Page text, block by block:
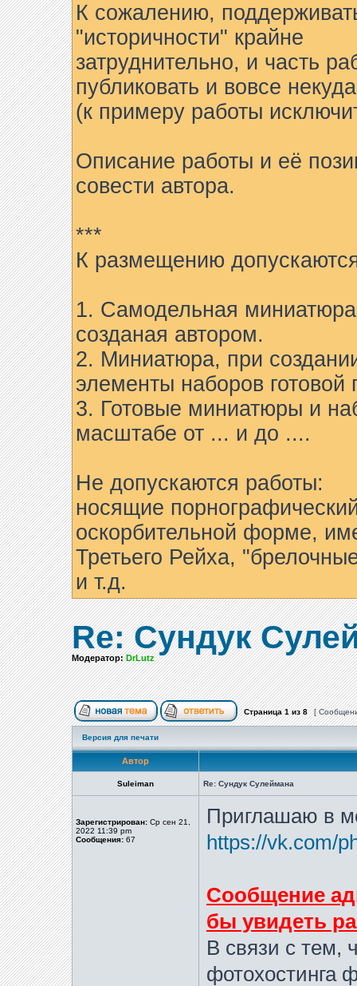
К сожалению,
"историчности" крайне
затруднительно, и часть
публиковать и вовсе
(к примеру работы
Описание работы и её
совести автора.
***
К размещению
1. Самодельная
созданая автором.
2. Миниатюра, при
элементы наборов готовой
3. Готовые миниатюры и
масштабе от ... и до ....
Не допускаются работы:
носящие
оскорбительной форме,
Третьего Рейха,
и т.д.
Re: Сундук
Модератор:DrLutz
Страница1из8 [
Версия для печати
Автор
Suleiman Re: Сундук Сулеймана
Зарегистрирован: Ср сен 21,
2022 11:39 pm
Сообщения: 67
Приглашаю в
https://vk.com/
Сообщение
бы увидеть
В связи с тем,
фотохостинга